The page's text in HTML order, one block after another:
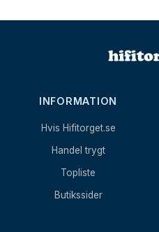
INFORMATION
Hvis Hifitorget.se
Handel trygt
Topliste
Butikssider